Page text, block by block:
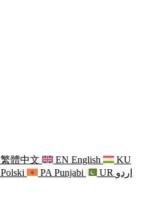
繁體中文 EN English
KU
Polski PA Punjabi UR اردو